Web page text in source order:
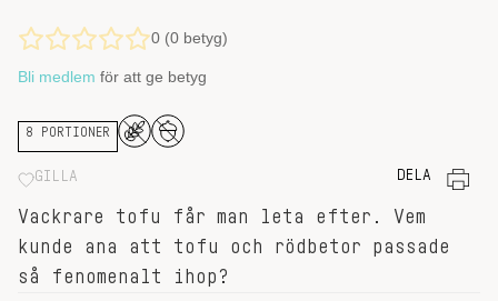
0 (0 betyg)
Bli medlem för att ge betyg
8 PORTIONER
GILLA DELA
Vackrare tofu får man leta efter. Vem
kunde ana att tofu och rödbetor passade
så fenomenalt ihop?